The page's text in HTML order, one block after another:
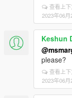
查看上
2023年06月
Keshun
please?
查看上
2023年06月